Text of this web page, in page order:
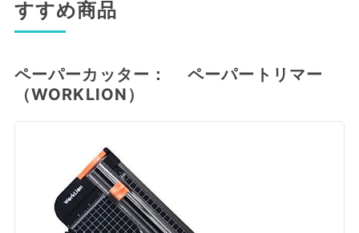
すすめ商品
ペーパーカッター： ペーパートリマー
（WORKLION）